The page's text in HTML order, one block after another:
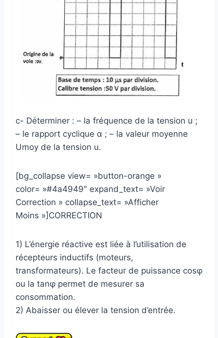
c- Déterminer : – la fréquence de la tension u ;
– le rapport cyclique α ; – la valeur moyenne
Umoy de la tension u.
[bg_collapse view= »button-orange »
color= »#4a4949″ expand_text= »Voir
Correction » collapse_text= »Afficher
Moins »]CORRECTION
1) L’énergie réactive est liée à l’utilisation de
récepteurs inductifs (moteurs,
transformateurs). Le facteur de puissance cosφ
ou la tanφ permet de mesurer sa
consommation.
2) Abaisser ou élever la tension d’entrée.